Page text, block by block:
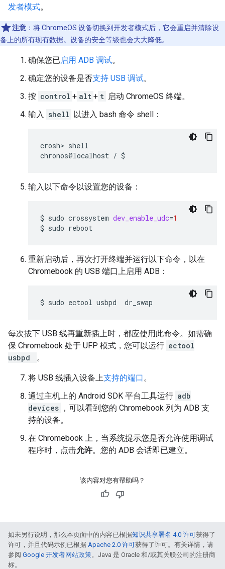
发者模式。
注意 ：将 ChromeOS 设备切换到开发者模式后，它会重启并清除设
备上的所有现有数据。设备的安全等级也会大大降低。
确保您已启用 ADB 调试。
确定您的设备是否支持 USB 调试。
按 control + alt + t 启动 ChromeOS 终端。
输入 shell 以进入 bash 命令 shell：
crosh> shell
chronos@localhost / $
输入以下命令以设置您的设备：
$ sudo crossystem dev_enable_udc=1
$ sudo reboot
重新启动后，再次打开终端并运行以下命令，以在
Chromebook 的 USB 端口上启用 ADB：
$ sudo ectool usbpd dr_swap
每次拔下 USB 线再重新插上时，都应使用此命令。如需确
保 Chromebook 处于 UFP 模式，您可以运行 ectool
usbpd
。
将 USB 线插入设备上支持的端口。
通过主机上的 Android SDK 平台工具运行 adb
devices ，可以看到您的 Chromebook 列为 ADB 支
持的设备。
在 Chromebook 上，当系统提示您是否允许使用调试
程序时，点击允许。您的 ADB 会话即已建立。
该内容对您有帮助吗？
如未另行说明，那么本页面中的内容已根据知识共享署名 4.0 许可获得了
许可，并且代码示例已根据 Apache 2.0 许可获得了许可。有关详情，请
参阅 Google 开发者网站政策。Java 是 Oracle 和/或其关联公司的注册商
标。